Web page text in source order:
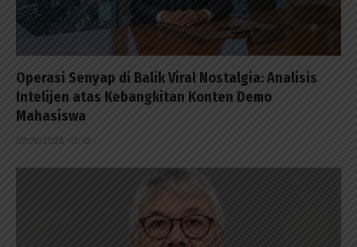
Operasi Senyap di Balik Viral Nostalgia: Analisis
Intelijen atas Kebangkitan Konten Demo
Mahasiswa
07/08/2026 - 13:10